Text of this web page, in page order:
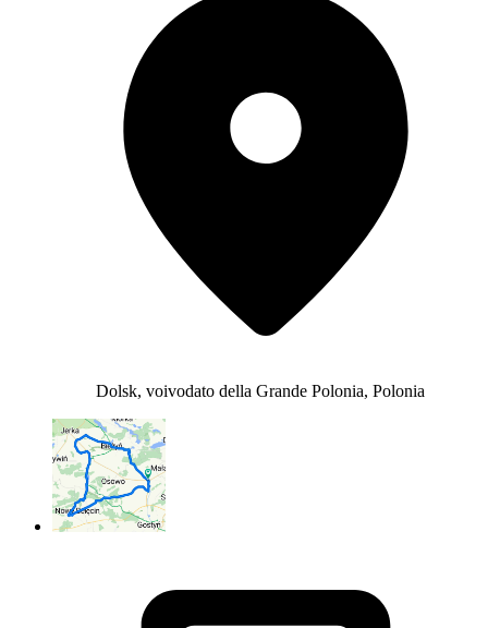
Dolsk, voivodato della Grande Polonia, Polonia